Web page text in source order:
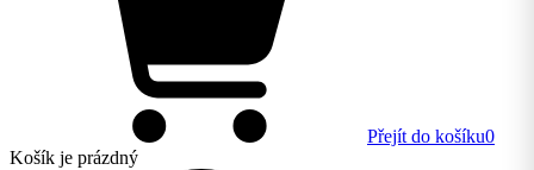
Přejít do košíku0
Košík je prázdný